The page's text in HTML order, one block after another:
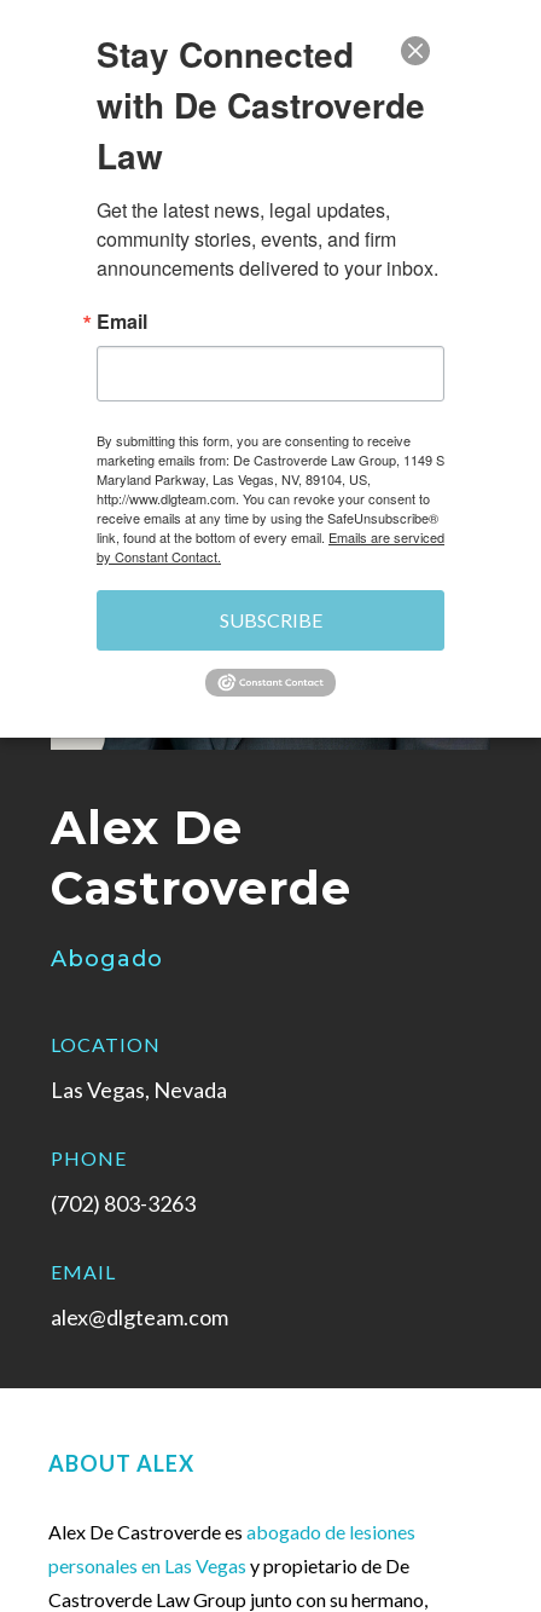
Alex De
Castroverde
Abogado
LOCATION
Las Vegas, Nevada
PHONE
(702) 803-3263
EMAIL
alex@dlgteam.com
ABOUT ALEX
Alex De Castroverde esabogado de lesiones
personales en Las Vegas y propietario de De
Castroverde Law Group junto con su hermano,
Stay Connected
with De Castroverde
Law
Get the latest news, legal updates,
community stories, events, and firm
announcements delivered to your inbox.
Email
By submitting this form, you are consenting to receive
marketing emails from: De Castroverde Law Group, 1149 S
Maryland Parkway, Las Vegas, NV, 89104, US,
http://www.dlgteam.com. You can revoke your consent to
receive emails at any time by using the SafeUnsubscribe®
link, found at the bottom of every email. Emails are serviced
by Constant Contact.
SUBSCRIBE